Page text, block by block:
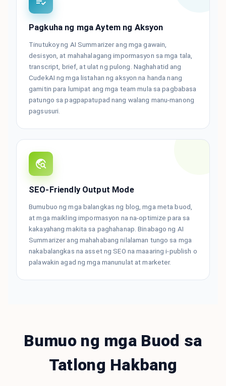
Pagkuha ng mga Aytem ng Aksyon
Tinutukoy ng AI Summarizer ang mga gawain,
desisyon, at mahahalagang impormasyon sa mga tala,
transcript, brief, at ulat ng pulong. Naghahatid ang
CudekAI ng mga listahan ng aksyon na handa nang
gamitin para lumipat ang mga team mula sa pagbabasa
patungo sa pagpapatupad nang walang manu-manong
pagsusuri.
SEO-Friendly Output Mode
Bumubuo ng mga balangkas ng blog, mga meta buod,
at mga maikling impormasyon na na-optimize para sa
kakayahang makita sa paghahanap. Binabago ng AI
Summarizer ang mahahabang nilalaman tungo sa mga
nakabalangkas na asset ng SEO na maaaring i-publish o
palawakin agad ng mga manunulat at marketer.
Bumuo ng mga Buod sa
Tatlong Hakbang